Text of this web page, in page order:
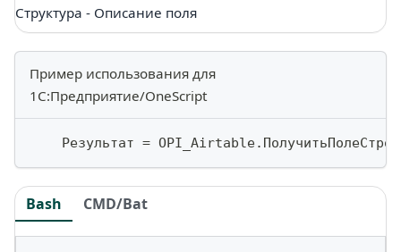
Структура - Описание поля
Пример использования для
1С:Предприятие/OneScript
    Результат
= OPI_Airtable.
Bash CMD/Bat